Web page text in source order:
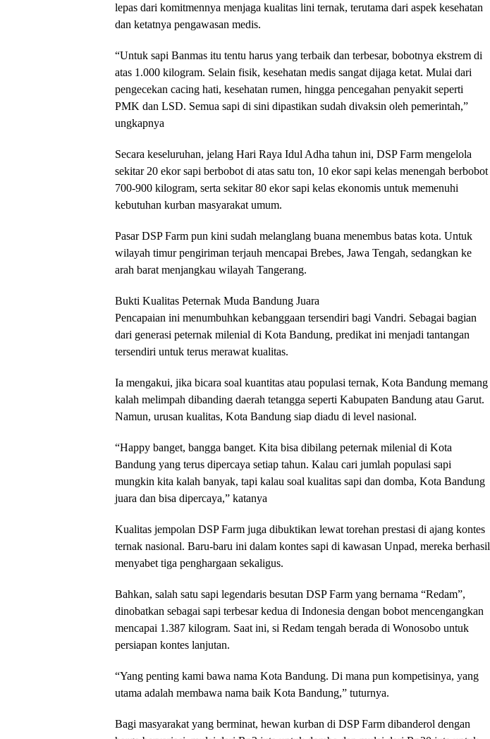
lepas dari komitmennya menjaga kualitas lini ternak, terutama dari aspek kesehatan
dan ketatnya pengawasan medis.
​“Untuk sapi Banmas itu tentu harus yang terbaik dan terbesar, bobotnya ekstrem di
atas 1.000 kilogram. Selain fisik, kesehatan medis sangat dijaga ketat. Mulai dari
pengecekan cacing hati, kesehatan rumen, hingga pencegahan penyakit seperti
PMK dan LSD. Semua sapi di sini dipastikan sudah divaksin oleh pemerintah,”
ungkapnya
​Secara keseluruhan, jelang Hari Raya Idul Adha tahun ini, DSP Farm mengelola
sekitar 20 ekor sapi berbobot di atas satu ton, 10 ekor sapi kelas menengah berbobot
700-900 kilogram, serta sekitar 80 ekor sapi kelas ekonomis untuk memenuhi
kebutuhan kurban masyarakat umum.
​Pasar DSP Farm pun kini sudah melanglang buana menembus batas kota. Untuk
wilayah timur pengiriman terjauh mencapai Brebes, Jawa Tengah, sedangkan ke
arah barat menjangkau wilayah Tangerang.
​Bukti Kualitas Peternak Muda Bandung Juara
​Pencapaian ini menumbuhkan kebanggaan tersendiri bagi Vandri. Sebagai bagian
dari generasi peternak milenial di Kota Bandung, predikat ini menjadi tantangan
tersendiri untuk terus merawat kualitas.
​Ia mengakui, jika bicara soal kuantitas atau populasi ternak, Kota Bandung memang
kalah melimpah dibanding daerah tetangga seperti Kabupaten Bandung atau Garut.
Namun, urusan kualitas, Kota Bandung siap diadu di level nasional.
​“Happy banget, bangga banget. Kita bisa dibilang peternak milenial di Kota
Bandung yang terus dipercaya setiap tahun. Kalau cari jumlah populasi sapi
mungkin kita kalah banyak, tapi kalau soal kualitas sapi dan domba, Kota Bandung
juara dan bisa dipercaya,” katanya
​Kualitas jempolan DSP Farm juga dibuktikan lewat torehan prestasi di ajang kontes
ternak nasional. Baru-baru ini dalam kontes sapi di kawasan Unpad, mereka berhasil
menyabet tiga penghargaan sekaligus.
​Bahkan, salah satu sapi legendaris besutan DSP Farm yang bernama “Redam”,
dinobatkan sebagai sapi terbesar kedua di Indonesia dengan bobot mencengangkan
mencapai 1.387 kilogram. Saat ini, si Redam tengah berada di Wonosobo untuk
persiapan kontes lanjutan.
​“Yang penting kami bawa nama Kota Bandung. Di mana pun kompetisinya, yang
utama adalah membawa nama baik Kota Bandung,” tuturnya.
​Bagi masyarakat yang berminat, hewan kurban di DSP Farm dibanderol dengan